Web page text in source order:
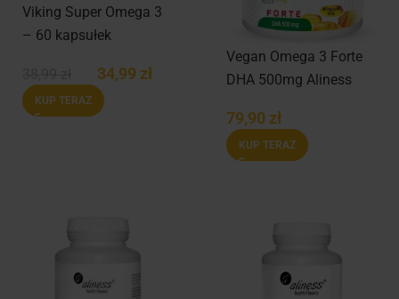
Viking Super Omega 3
– 60 kapsułek
34,99 zł
KUP TERAZ
Vegan Omega 3 Forte
DHA 500mg Aliness
79,90 zł
KUP TERAZ